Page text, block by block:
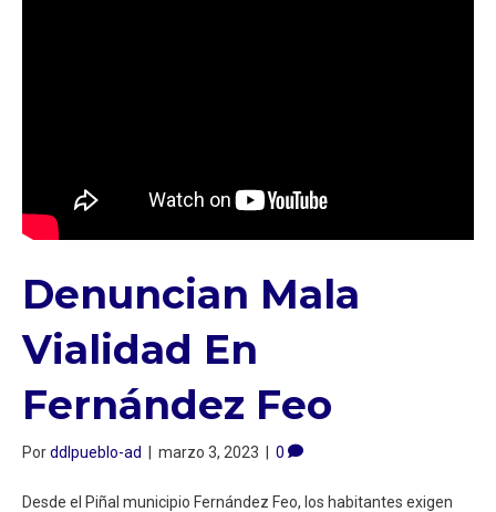
Denuncian Mala
Vialidad En
Fernández Feo
Porddlpueblo-ad marzo 3, 2023 0
Desde el Piñal municipio Fernández Feo, los habitantes exigen